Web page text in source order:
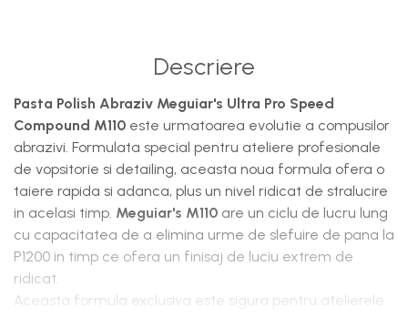
Descriere
Pasta Polish Abraziv Meguiar's Ultra Pro Speed
Compound M110 este urmatoarea evolutie a compusilor
abrazivi. Formulata special pentru ateliere profesionale
de vopsitorie si detailing, aceasta noua formula ofera o
taiere rapida si adanca, plus un nivel ridicat de stralucire
in acelasi timp. Meguiar's M110 are un ciclu de lucru lung
cu capacitatea de a elimina urme de slefuire de pana la
P1200 in timp ce ofera un finisaj de luciu extrem de
ridicat.
Aceasta formula exclusiva este sigura pentru atelierele